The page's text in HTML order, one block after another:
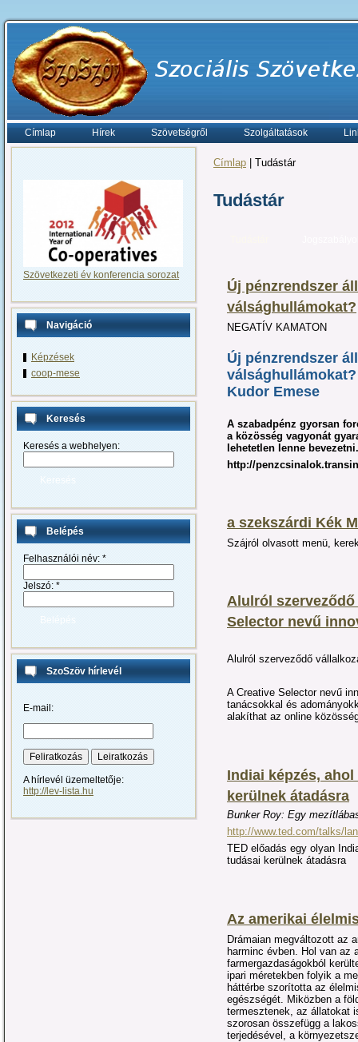
Címlap Hírek Szövetségről Szolgáltatások
Szövetkezeti év konferencia sorozat
Navigáció
Képzések
coop-mese
Keresés
Keresés a webhelyen:
Belépés
Felhasználói név: *
Jelszó: *
SzoSzöv hírlevél
E-mail:
A hírlevél üzemeltetője:
http://lev-lista.hu
Címlap | Tudástár
Tudástár
Új pénzrendszer
válsághullámokat?
NEGATÍV KAMATON
Új pénzrendszer
válsághullámokat?
Kudor Emese
A szabadpénz gyorsan
a közösség vagyonát
lehetetlen lenne
http://
a szekszárdi Kék
Szájról olvasott menü,
Alulról
Selector nevű
Alulról szerveződő
A Creative Selector nevű
tanácsokkal és
alakíthat az online
Indiai képzés,
kerülnek átadásra
Bunker Roy: Egy
http://www.ted.com/talks/
TED előadás egy olyan
tudásai kerülnek átadásra
Az amerikai
Drámaian megváltozott az
harminc évben. Hol van az
farmergazdaságokból
ipari méretekben folyik a
háttérbe szorította az
egészségét. Miközben a
termesztenek, az állatokat
szorosan összefügg a
terjedésével, a